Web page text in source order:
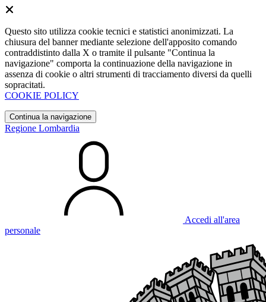
Questo sito utilizza cookie tecnici e statistici anonimizzati. La
chiusura del banner mediante selezione dell'apposito comando
contraddistinto dalla X o tramite il pulsante "Continua la
navigazione" comporta la continuazione della navigazione in
assenza di cookie o altri strumenti di tracciamento diversi da quelli
sopracitati.
COOKIE POLICY
Continua la navigazione
Regione Lombardia
Accedi all'area
personale